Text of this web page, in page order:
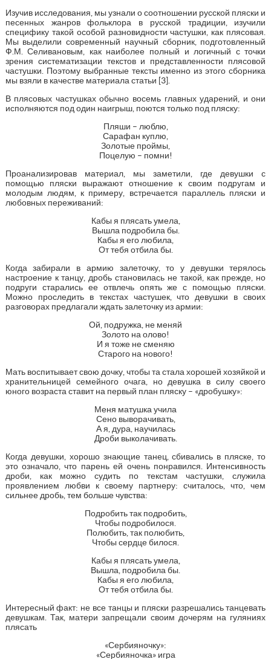
Изучив исследования, мы узнали о соотношении русской пляски и
песенных жанров фольклора в русской традиции, изучили
специфику такой особой разновидности частушки, как плясовая.
Мы выделили современный научный сборник, подготовленный
Ф.М. Селивановым, как наиболее полный и логичный с точки
зрения систематизации текстов и представленности плясовой
частушки. Поэтому выбранные тексты именно из этого сборника
мы взяли в качестве материала статьи [3].
В плясовых частушках обычно восемь главных ударений, и они
исполняются под один наигрыш, поются только под пляску:
Пляши – люблю,
Сарафан куплю,
Золотые проймы,
Поцелую – помни!
Проанализировав материал, мы заметили, где девушки с
помощью пляски выражают отношение к своим подругам и
молодым людям, к примеру, встречается параллель пляски и
любовных переживаний:
Кабы я плясать умела,
Вышла подробила бы.
Кабы я его любила,
От тебя отбила бы.
Когда забирали в армию залеточку, то у девушки терялось
настроение к танцу, дробь становилась не такой, как прежде, но
подруги старались ее отвлечь опять же с помощью пляски.
Можно проследить в текстах частушек, что девушки в своих
разговорах предлагали ждать залеточку из армии:
Ой, подружка, не меняй
Золото на олово!
И я тоже не сменяю
Старого на нового!
Мать воспитывает свою дочку, чтобы та стала хорошей хозяйкой и
хранительницей семейного очага, но девушка в силу своего
юного возраста ставит на первый план пляску – «дробушку»:
Меня матушка учила
Сено выворачивать,
А я, дура, научилась
Дроби выколачивать.
Когда девушки, хорошо знающие танец, сбивались в пляске, то
это означало, что парень ей очень понравился. Интенсивность
дроби, как можно судить по текстам частушки, служила
проявлением любви к своему партнеру: считалось, что, чем
сильнее дробь, тем больше чувства:
Подробить так подробить,
Чтобы подробилося.
Полюбить, так полюбить,
Чтобы сердце билося.
Кабы я плясать умела,
Вышла, подробила бы.
Кабы я его любила,
От тебя отбила бы.
Интересный факт: не все танцы и пляски разрешались танцевать
девушкам. Так, матери запрещали своим дочерям на гуляниях
плясать
«Сербияночку»:
«Сербияночка» игра